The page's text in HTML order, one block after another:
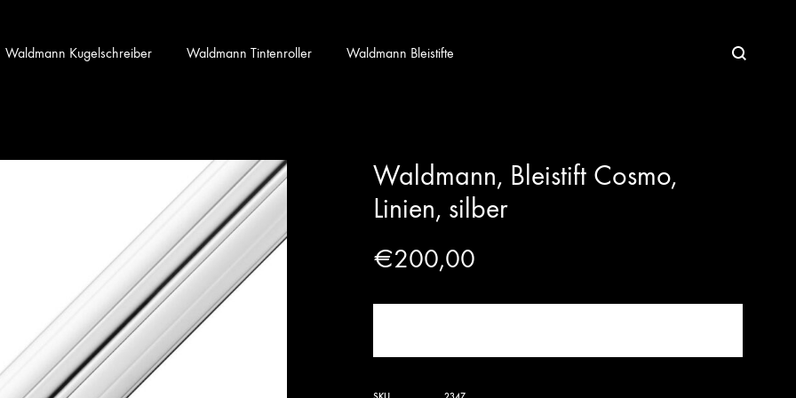
Waldmann Kugelschreiber Waldmann Tintenroller Waldmann Bleistifte
Waldmann, Bleistift Cosmo,
Linien, silber
€200,00